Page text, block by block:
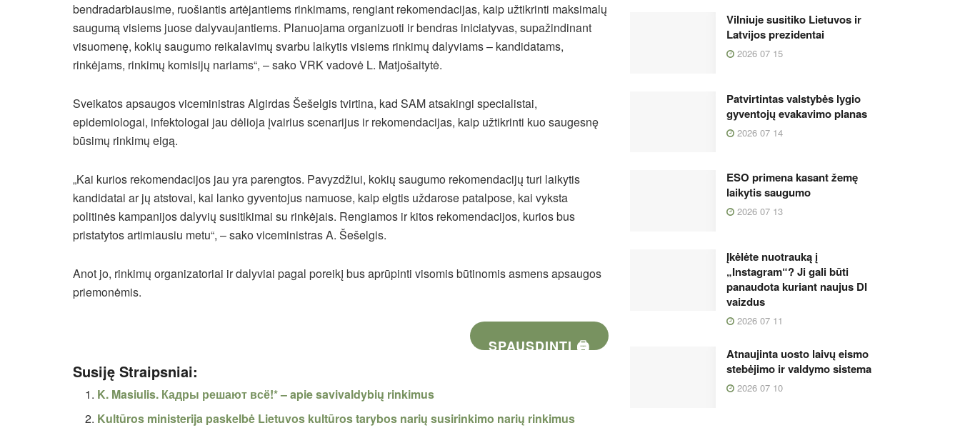
bendradarbiausime, ruošiantis artėjantiems rinkimams, rengiant rekomendacijas, kaip užtikrinti maksimalų
saugumą visiems juose dalyvaujantiems. Planuojama organizuoti ir bendras iniciatyvas, supažindinant
visuomenę, kokių saugumo reikalavimų svarbu laikytis visiems rinkimų dalyviams – kandidatams,
rinkėjams, rinkimų komisijų nariams“, – sako VRK vadovė L. Matjošaitytė.
Sveikatos apsaugos viceministras Algirdas Šešelgis tvirtina, kad SAM atsakingi specialistai,
epidemiologai, infektologai jau dėlioja įvairius scenarijus ir rekomendacijas, kaip užtikrinti kuo saugesnę
būsimų rinkimų eigą.
„Kai kurios rekomendacijos jau yra parengtos. Pavyzdžiui, kokių saugumo rekomendacijų turi laikytis
kandidatai ar jų atstovai, kai lanko gyventojus namuose, kaip elgtis uždarose patalpose, kai vyksta
politinės kampanijos dalyvių susitikimai su rinkėjais. Rengiamos ir kitos rekomendacijos, kurios bus
pristatytos artimiausiu metu“, – sako viceministras A. Šešelgis.
Anot jo, rinkimų organizatoriai ir dalyviai pagal poreikį bus aprūpinti visomis būtinomis asmens apsaugos
priemonėmis.
SPAUSDINTI 🖨
Susiję Straipsniai:
K. Masiulis. Кадры решают всё!* – apie savivaldybių rinkimus
Kultūros ministerija paskelbė Lietuvos kultūros tarybos narių susirinkimo narių rinkimus
Vilniuje susitiko Lietuvos ir
Latvijos prezidentai
2026 07 15
Patvirtintas valstybės lygio
gyventojų evakavimo planas
2026 07 14
ESO primena kasant žemę
laikytis saugumo
2026 07 13
Įkėlėte nuotrauką į
„Instagram“? Ji gali būti
panaudota kuriant naujus DI
vaizdus
2026 07 11
Atnaujinta uosto laivų eismo
stebėjimo ir valdymo sistema
2026 07 10